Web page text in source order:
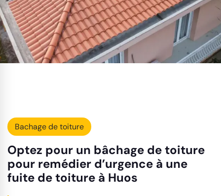
Bachage de toiture
Optez pour un bâchage de toiture
pour remédier d’urgence à une
fuite de toiture à Huos